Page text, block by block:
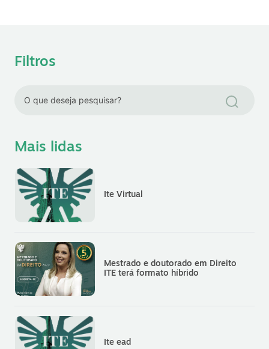
Filtros
Mais lidas
Ite Virtual
Mestrado e doutorado em Direito
ITE terá formato híbrido
Ite ead